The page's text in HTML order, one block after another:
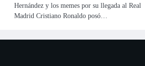
Hernández y los memes por su llegada al Real
Madrid Cristiano Ronaldo posó…